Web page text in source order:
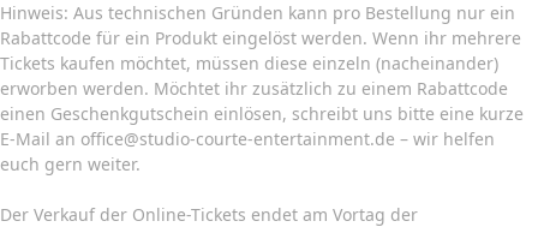
Hinweis: Aus technischen Gründen kann pro Bestellung nur ein
Rabattcode für ein Produkt eingelöst werden. Wenn ihr mehrere
Tickets kaufen möchtet, müssen diese einzeln (nacheinander)
erworben werden. Möchtet ihr zusätzlich zu einem Rabattcode
einen Geschenkgutschein einlösen, schreibt uns bitte eine kurze
E-Mail an office@studio-courte-entertainment.de – wir helfen
euch gern weiter.
Der Verkauf der Online-Tickets endet am Vortag der